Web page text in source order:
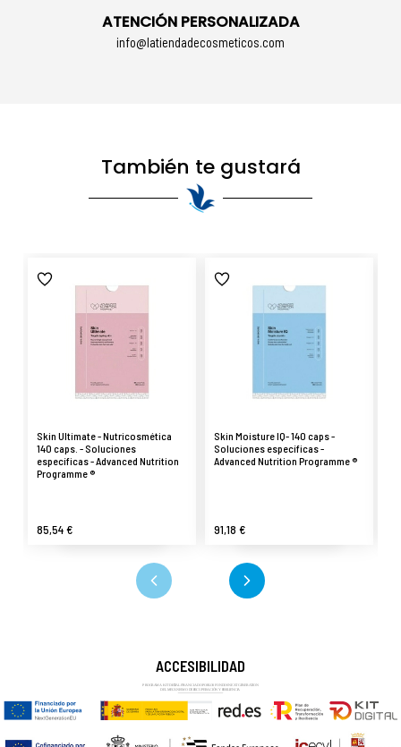
ATENCIÓN PERSONALIZADA
info@latiendadecosmeticos.com
También te gustará
Skin Ultimate - Nutricosmética
140 caps. - Soluciones
específicas - Advanced Nutrition
Programme ®
85,54 €
Skin Moisture IQ- 140 caps -
Soluciones específicas -
Advanced Nutrition Programme ®
91,18 €
ACCESIBILIDAD